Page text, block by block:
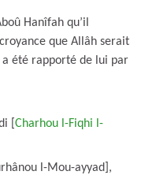
Hanîfah qu’il
que Allâh serait
été rapporté de lui par
[ Charhou l-Fiqhi l-
l-Mou-ayyad],